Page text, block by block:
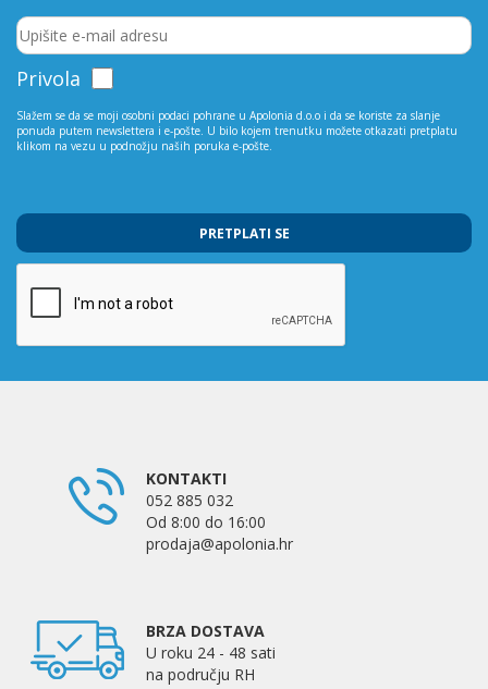
Privola
Slažem se da se moji osobni podaci pohrane u Apolonia d.o.o i da se koriste za slanje
ponuda putem newslettera i e-pošte. U bilo kojem trenutku možete otkazati pretplatu
klikom na vezu u podnožju naših poruka e-pošte.
PRETPLATI SE
KONTAKTI
052 885 032
Od 8:00 do 16:00
prodaja@apolonia.hr
BRZA DOSTAVA
U roku 24 - 48 sati
na području RH